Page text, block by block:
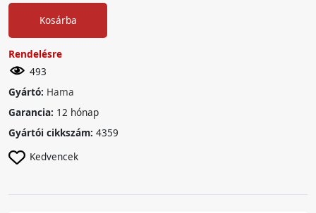
Kosárba
Rendelésre
493
Gyártó: Hama
Garancia: 12 hónap
Gyártói cikkszám: 4359
Kedvencek